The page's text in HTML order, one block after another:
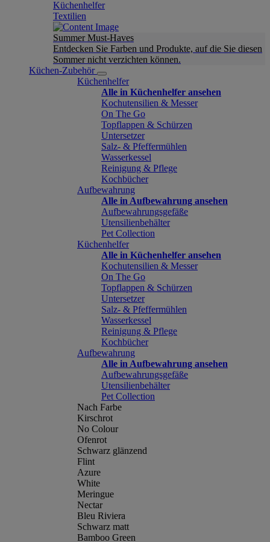
Küchenhelfer
Textilien
Summer Must-Haves
Entdecken Sie Farben und Produkte, auf die Sie diesen
Sommer nicht verzichten können.
Küchen-Zubehör
Küchenhelfer
Alle in Küchenhelfer ansehen
Kochutensilien & Messer
On The Go
Topflappen & Schürzen
Untersetzer
Salz- & Pfeffermühlen
Wasserkessel
Reinigung & Pflege
Kochbücher
Aufbewahrung
Alle in Aufbewahrung ansehen
Aufbewahrungsgefäße
Utensilienbehälter
Pet Collection
Küchenhelfer
Alle in Küchenhelfer ansehen
Kochutensilien & Messer
On The Go
Topflappen & Schürzen
Untersetzer
Salz- & Pfeffermühlen
Wasserkessel
Reinigung & Pflege
Kochbücher
Aufbewahrung
Alle in Aufbewahrung ansehen
Aufbewahrungsgefäße
Utensilienbehälter
Pet Collection
Nach Farbe
Kirschrot
No Colour
Ofenrot
Schwarz glänzend
Flint
Azure
White
Meringue
Nectar
Bleu Riviera
Schwarz matt
Bamboo Green